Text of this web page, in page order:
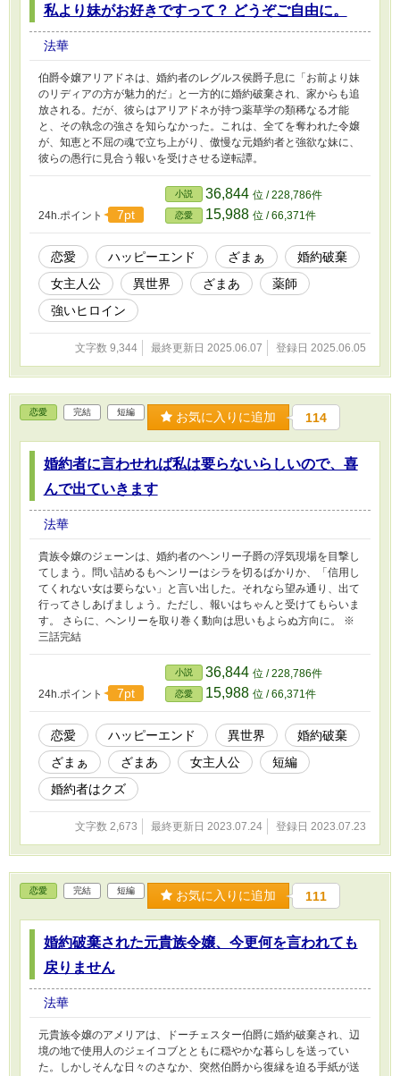
私より妹がお好きですって？ どうぞご自由に。
法華
伯爵令嬢アリアドネは、婚約者のレグルス侯爵子息に「お前より妹
のリディアの方が魅力的だ」と一方的に婚約破棄され、家からも追
放される。だが、彼らはアリアドネが持つ薬草学の類稀なる才能
と、その執念の強さを知らなかった。これは、全てを奪われた令嬢
が、知恵と不屈の魂で立ち上がり、傲慢な元婚約者と強欲な妹に、
彼らの愚行に見合う報いを受けさせる逆転譚。
24h.ポイント 7pt
小説 36,844 位 / 228,786件
恋愛 15,988 位 / 66,371件
恋愛 ハッピーエンド ざまぁ
婚約破棄
女主人公
異世界 ざまあ
薬師
強いヒロイン
文字数 9,344 最終更新日 2025.06.07 登録日 2025.06.05
恋愛 完結 短編 お気に入りに追加 114
婚約者に言わせれば私は要らないらしいので、喜
んで出ていきます
法華
貴族令嬢のジェーンは、婚約者のヘンリー子爵の浮気現場を目撃し
てしまう。問い詰めるもヘンリーはシラを切るばかりか、「信用し
てくれない女は要らない」と言い出した。それなら望み通り、出て
行ってさしあげましょう。ただし、報いはちゃんと受けてもらいま
す。 さらに、ヘンリーを取り巻く動向は思いもよらぬ方向に。 ※
三話完結
24h.ポイント 7pt
小説 36,844 位 / 228,786件
恋愛 15,988 位 / 66,371件
恋愛 ハッピーエンド 異世界
婚約破棄
ざまぁ
ざまあ 女主人公
短編
婚約者はクズ
文字数 2,673 最終更新日 2023.07.24 登録日 2023.07.23
恋愛 完結 短編 お気に入りに追加 111
婚約破棄された元貴族令嬢、今更何を言われても
戻りません
法華
元貴族令嬢のアメリアは、ドーチェスター伯爵に婚約破棄され、辺
境の地で使用人のジェイコブとともに穏やかな暮らしを送ってい
た。しかしそんな日々のさなか、突然伯爵から復縁を迫る手紙が送